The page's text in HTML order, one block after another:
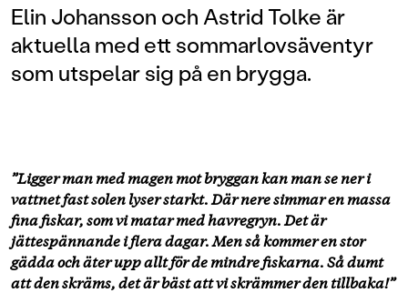
Elin Johansson och Astrid Tolke är
aktuella med ett sommarlovsäventyr
som utspelar sig på en brygga.
”Ligger man med magen mot bryggan kan man se ner i
vattnet fast solen lyser starkt. Där nere simmar en massa
fina fiskar, som vi matar med havregryn. Det är
jättespännande i flera dagar. Men så kommer en stor
gädda och äter upp allt för de mindre fiskarna. Så dumt
att den skräms, det är bäst att vi skrämmer den tillbaka!”